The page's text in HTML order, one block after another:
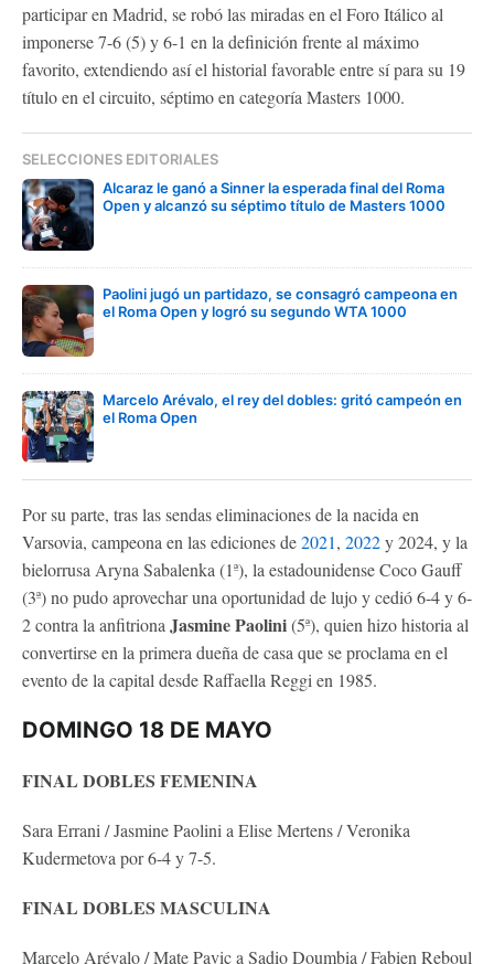
participar en Madrid, se robó las miradas en el Foro Itálico al
imponerse 7-6 (5) y 6-1 en la definición frente al máximo
favorito, extendiendo así el historial favorable entre sí para su 19
título en el circuito, séptimo en categoría Masters 1000.
SELECCIONES EDITORIALES
Alcaraz le ganó a Sinner la esperada final del Roma
Open y alcanzó su séptimo título de Masters 1000
Paolini jugó un partidazo, se consagró campeona en
el Roma Open y logró su segundo WTA 1000
Marcelo Arévalo, el rey del dobles: gritó campeón en
el Roma Open
Por su parte, tras las sendas eliminaciones de la nacida en
Varsovia, campeona en las ediciones de2021, 2022y 2024, y la
bielorrusa Aryna Sabalenka (1ª), la estadounidense Coco Gauff
(3ª) no pudo aprovechar una oportunidad de lujo y cedió 6-4 y 6-
2 contra la anfitriona Jasmine Paolini(5ª), quien hizo historia al
convertirse en la primera dueña de casa que se proclama en el
evento de la capital desde Raffaella Reggi en 1985.
DOMINGO 18 DE MAYO
FINAL DOBLES FEMENINA
Sara Errani / Jasmine Paolini a Elise Mertens / Veronika
Kudermetova por 6-4 y 7-5.
FINAL DOBLES MASCULINA
Marcelo Arévalo / Mate Pavic a Sadio Doumbia / Fabien Reboul